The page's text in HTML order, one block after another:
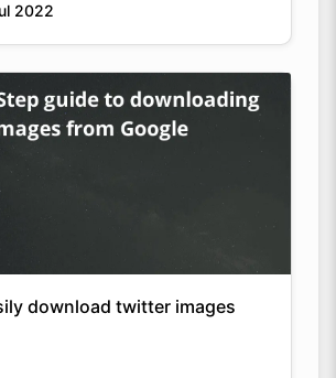
2022
download twitter images